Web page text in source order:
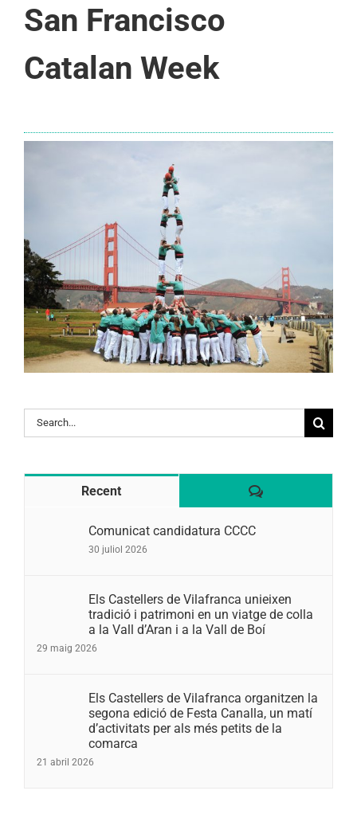
San Francisco
Catalan Week
Search
for:
Recent Comentaris
Comunicat candidatura CCCC
30 juliol 2026
Els Castellers de Vilafranca unieixen
tradició i patrimoni en un viatge de colla
a la Vall d’Aran i a la Vall de Boí
29 maig 2026
Els Castellers de Vilafranca organitzen la
segona edició de Festa Canalla, un matí
d’activitats per als més petits de la
comarca
21 abril 2026